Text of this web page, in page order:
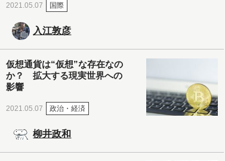
2021.05.07 国際
入江敦彦
仮想通貨は“仮想”な存在なの
か？ 拡大する現実世界への
影響
2021.05.07 政治・経済
柳井政和